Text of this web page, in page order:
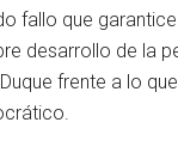
fallo que
desarrollo de la
frente a lo